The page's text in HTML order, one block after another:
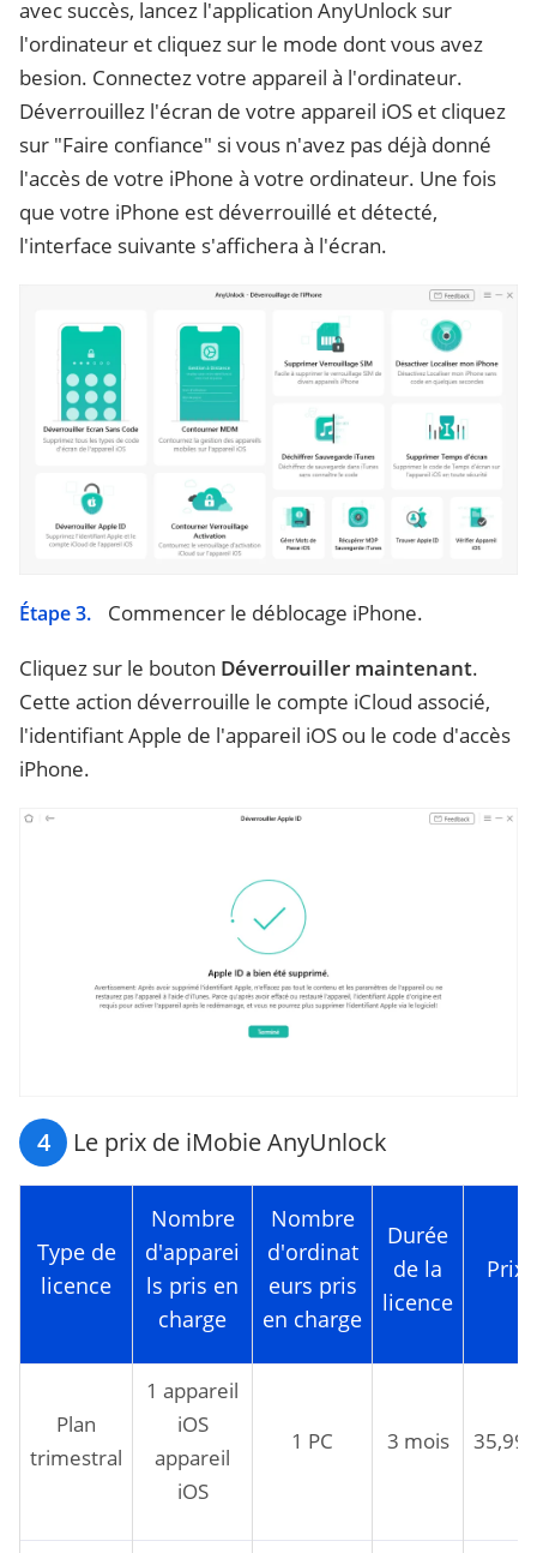
avec succès, lancez l'application AnyUnlock sur
l'ordinateur et cliquez sur le mode dont vous avez
besion. Connectez votre appareil à l'ordinateur.
Déverrouillez l'écran de votre appareil iOS et cliquez
sur "Faire confiance" si vous n'avez pas déjà donné
l'accès de votre iPhone à votre ordinateur. Une fois
que votre iPhone est déverrouillé et détecté,
l'interface suivante s'affichera à l'écran.
Étape 3.
Commencer le déblocage iPhone.
Cliquez sur le bouton Déverrouiller maintenant.
Cette action déverrouille le compte iCloud associé,
l'identifiant Apple de l'appareil iOS ou le code d'accès
iPhone.
4 Le prix de iMobie AnyUnlock
Type de
licence
Nombre
d'apparei
ls pris en
charge
Nombre
d'ordinat
eurs pris
en charge
Durée
de la
licence
Prix
Plan
trimestral
1 appareil
iOS
appareil
iOS
1 PC 3 mois 35,99€